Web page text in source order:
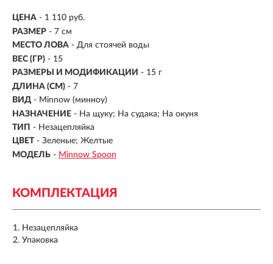
ЦЕНА - 1 110 руб.
РАЗМЕР - 7 см
МЕСТО ЛОВА - Для стоячей воды
ВЕС (ГР) - 15
РАЗМЕРЫ И МОДИФИКАЦИИ - 15 г
ДЛИНА (СМ) - 7
ВИД - Minnow (минноу)
НАЗНАЧЕНИЕ - На щуку; На судака; На окуня
ТИП - Незацепляйка
ЦВЕТ - Зеленые; Желтые
МОДЕЛЬ - Minnow Spoon
КОМПЛЕКТАЦИЯ
Незацепляйка
Упаковка